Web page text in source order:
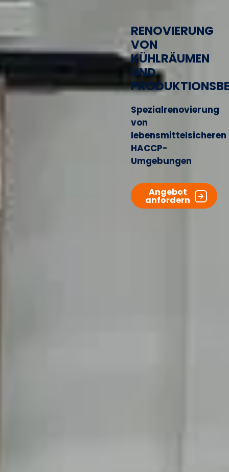
RENOVIERUNG
VON
KÜHLRÄUMEN
UND
Spezialrenovierung
von
lebensmittelsicheren
HACCP-
Umgebungen
Angebot
anfordern